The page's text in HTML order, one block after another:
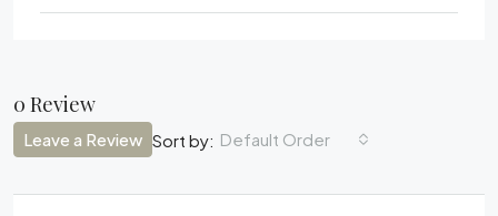
0 Review
Sort by: Default Order
Leave a Review